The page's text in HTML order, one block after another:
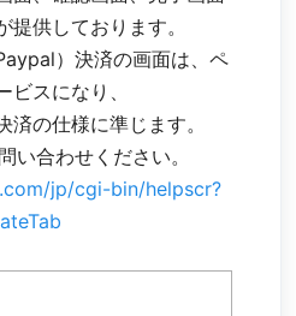
供しております。
）決済の画面は、ペ
スになり、
の仕様に準じます。
い合わせください。
jp/cgi-bin/helpscr?